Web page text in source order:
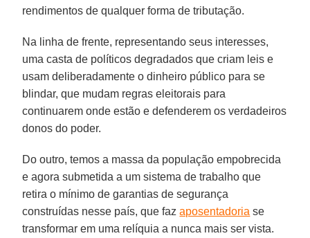
rendimentos de qualquer forma de tributação.
Na linha de frente, representando seus interesses,
uma casta de políticos degradados que criam leis e
usam deliberadamente o dinheiro público para se
blindar, que mudam regras eleitorais para
continuarem onde estão e defenderem os verdadeiros
donos do poder.
Do outro, temos a massa da população empobrecida
e agora submetida a um sistema de trabalho que
retira o mínimo de garantias de segurança
construídas nesse país, que fazaposentadoria se
transformar em uma relíquia a nunca mais ser vista.